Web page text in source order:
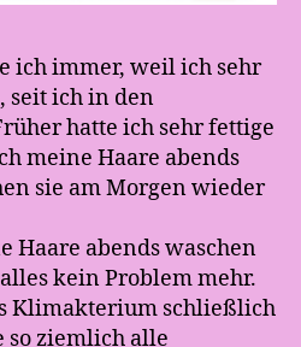
ich immer, weil ich sehr
seit ich in den
hatte ich sehr fettige
meine Haare abends
sie am Morgen wieder
Haare abends waschen
kein Problem mehr.
Klimakterium schließlich
so ziemlich alle